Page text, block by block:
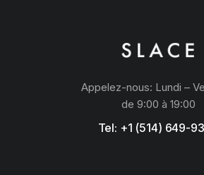
Appelez-nous: Lundi –
de 9:00 à 19:00
Tel: +1 (514) 649-